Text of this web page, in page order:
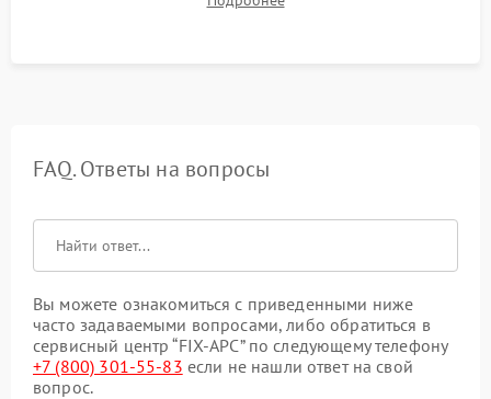
корректности формы выходного сигнала.
FAQ. Ответы на вопросы
Вы можете ознакомиться с приведенными ниже
часто задаваемыми вопросами, либо обратиться в
сервисный центр “FIX-APC” по следующему телефону
+7 (800) 301-55-83 если не нашли ответ на свой
вопрос.